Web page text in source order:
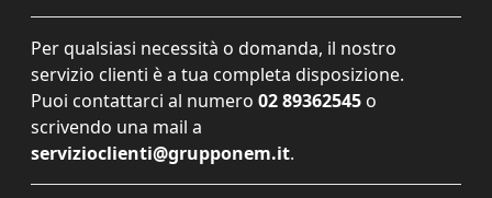
Per qualsiasi necessità o domanda, il nostro
servizio clienti è a tua completa disposizione.
Puoi contattarci al numero 02 89362545 o
scrivendo una mail a
servizioclienti@grupponem.it.